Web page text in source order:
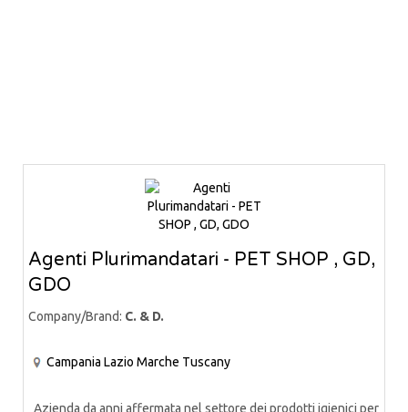
Agenti Plurimandatari - PET SHOP , GD,
GDO
Company/Brand: C. & D.
Campania Lazio Marche Tuscany
Azienda da anni affermata nel settore dei prodotti igienici per